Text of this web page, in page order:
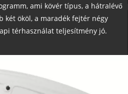
ami kövér típus, a hátralévő
két ököl, a maradék fejtér négy
térhasználat teljesítmény jó.